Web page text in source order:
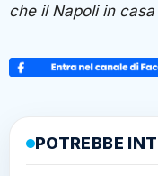
che il Napoli in
POTREBBE